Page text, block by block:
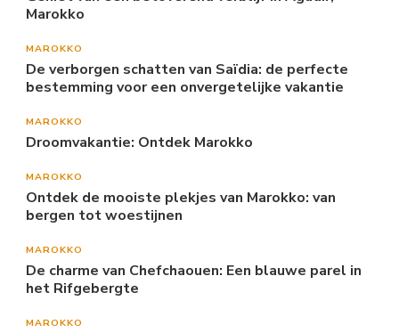
Marokko
MAROKKO
De verborgen schatten van Saïdia: de perfecte
bestemming voor een onvergetelijke vakantie
MAROKKO
Droomvakantie: Ontdek Marokko
MAROKKO
Ontdek de mooiste plekjes van Marokko: van
bergen tot woestijnen
MAROKKO
De charme van Chefchaouen: Een blauwe parel in
het Rifgebergte
MAROKKO